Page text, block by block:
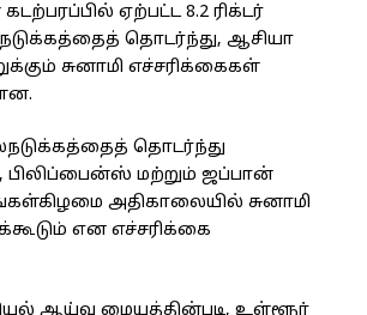
ஏற்பட்ட 8.2 ரிக்டர்
தொடர்ந்து, ஆசியா
சுனாமி எச்சரிக்கைகள்
தொடர்ந்து
மற்றும் ஜப்பான்
அதிகாலையில் சுனாமி
என எச்சரிக்கை
ஆய்வு மையத்தின்படி, உள்ளூர்